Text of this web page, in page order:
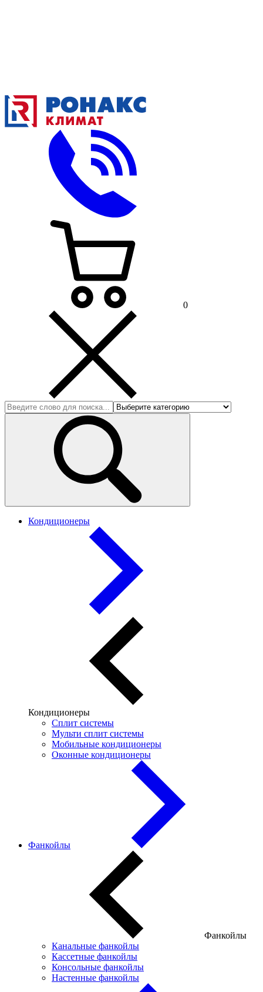
0
Кондиционеры
Кондиционеры
Сплит системы
Мульти сплит системы
Мобильные кондиционеры
Оконные кондиционеры
Фанкойлы
Фанкойлы
Канальные фанкойлы
Кассетные фанкойлы
Консольные фанкойлы
Настенные фанкойлы